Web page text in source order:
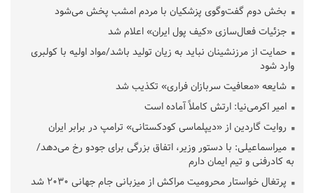
بخش دوم گفت‌وگوی پزشکیان با مردم امشب پخش می‌شود
جزئیات فعال‌سازی «کیف پول ایران» اعلام شد
حمایت از مرزنشینان نباید به زیان تولید باشد/مواد اولیه با کولبری
وارد شود
شایعه «معافیت سربازان فراری» تکذیب شد
امیر اکرمی‌نیا: ارتش کاملاً آماده است
روایت گاردین از «دیپلماسی کودکستانی» ترامپ در برابر ایران
میراسماعیلی: با دستور وزیر، اتفاق بزرگی برای جودو رخ می‌دهد/
به کادرفنی و تیم ایمان دارم
پرتغال خواستار محرومیت مراکش از میزبانی جام جهانی ۲۰۳۰ شد